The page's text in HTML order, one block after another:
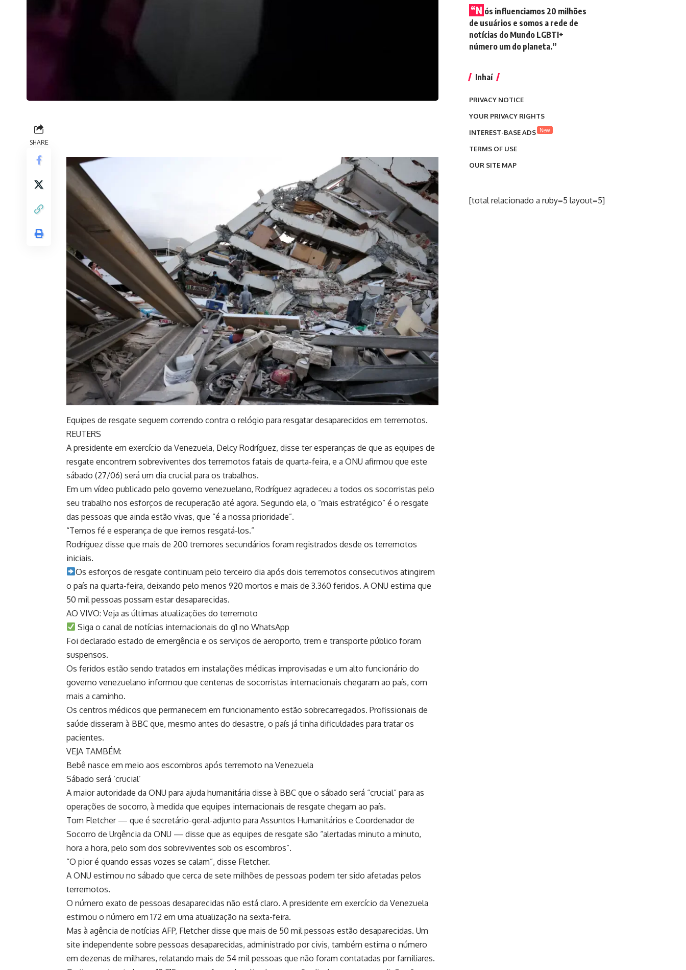
SHARE
Equipes de resgate seguem correndo contra o relógio para resgatar desaparecidos em terremotos.
REUTERS
A presidente em exercício da Venezuela, Delcy Rodríguez, disse ter esperanças de que as equipes de
resgate encontrem sobreviventes dos terremotos fatais de quarta-feira, e a ONU afirmou que este
sábado (27/06) será um dia crucial para os trabalhos.
Em um vídeo publicado pelo governo venezuelano, Rodríguez agradeceu a todos os socorristas pelo
seu trabalho nos esforços de recuperação até agora. Segundo ela, o “mais estratégico” é o resgate
das pessoas que ainda estão vivas, que “é a nossa prioridade”.
“Temos fé e esperança de que iremos resgatá-los.”
Rodríguez disse que mais de 200 tremores secundários foram registrados desde os terremotos
iniciais.
Os esforços de resgate continuam pelo terceiro dia após dois terremotos consecutivos atingirem
o país na quarta-feira, deixando pelo menos 920 mortos e mais de 3.360 feridos. A ONU estima que
50 mil pessoas possam estar desaparecidas.
AO VIVO: Veja as últimas atualizações do terremoto
Siga o canal de notícias internacionais do g1 no WhatsApp
Foi declarado estado de emergência e os serviços de aeroporto, trem e transporte público foram
suspensos.
Os feridos estão sendo tratados em instalações médicas improvisadas e um alto funcionário do
governo venezuelano informou que centenas de socorristas internacionais chegaram ao país, com
mais a caminho.
Os centros médicos que permanecem em funcionamento estão sobrecarregados. Profissionais de
saúde disseram à BBC que, mesmo antes do desastre, o país já tinha dificuldades para tratar os
pacientes.
VEJA TAMBÉM:
Bebê nasce em meio aos escombros após terremoto na Venezuela
Sábado será ‘crucial’
A maior autoridade da ONU para ajuda humanitária disse à BBC que o sábado será “crucial” para as
operações de socorro, à medida que equipes internacionais de resgate chegam ao país.
Tom Fletcher — que é secretário-geral-adjunto para Assuntos Humanitários e Coordenador de
Socorro de Urgência da ONU — disse que as equipes de resgate são “alertadas minuto a minuto,
hora a hora, pelo som dos sobreviventes sob os escombros”.
“O pior é quando essas vozes se calam”, disse Fletcher.
A ONU estimou no sábado que cerca de sete milhões de pessoas podem ter sido afetadas pelos
terremotos.
O número exato de pessoas desaparecidas não está claro. A presidente em exercício da Venezuela
estimou o número em 172 em uma atualização na sexta-feira.
Mas à agência de notícias AFP, Fletcher disse que mais de 50 mil pessoas estão desaparecidas. Um
site independente sobre pessoas desaparecidas, administrado por civis, também estima o número
em dezenas de milhares, relatando mais de 54 mil pessoas que não foram contatadas por familiares.
“N ós influenciamos 20 milhões
de usuários e somos a rede de
notícias do Mundo LGBTI+
número um do planeta.”
Inhaí
PRIVACY NOTICE
YOUR PRIVACY RIGHTS
INTEREST-BASE ADS New
TERMS OF USE
OUR SITE MAP
[total relacionado a ruby=5 layout=5]